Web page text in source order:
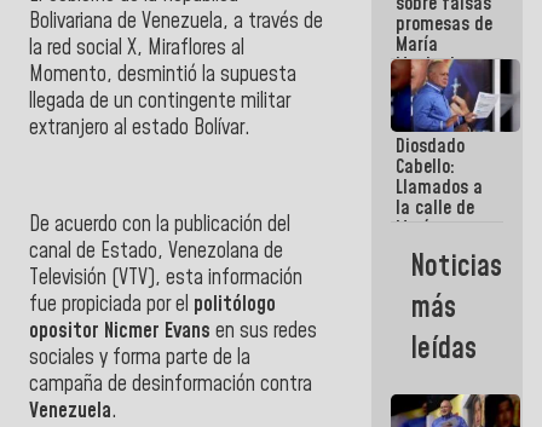
Bolivariana de Venezuela, a través de
la red social X, Miraflores al
Momento, desmintió la supuesta
llegada de un contingente militar
extranjero al estado Bolívar.
De acuerdo con la publicación del
canal de Estado, Venezolana de
Televisión (VTV), esta información
fue propiciada por el politólogo
opositor Nicmer Evans en sus redes
sociales y forma parte de la
campaña de desinformación contra
Venezuela.
promesas de
María
Machado:
¿Quién le
puede creer?
¿Y la gente
que ella iba
a salvar en
La Guaira?
Diosdado
Cabello:
Llamados a
la calle de
María
Machado se
estrellaron
de frente
contra el
Pueblo
Noticias
más
leídas